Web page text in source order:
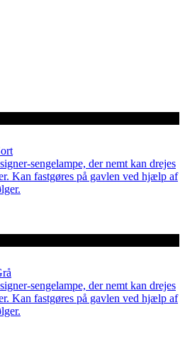
sengelampe, der nemt kan drejes
Kan fastgøres på gavlen ved hjælp af
sengelampe, der nemt kan drejes
Kan fastgøres på gavlen ved hjælp af